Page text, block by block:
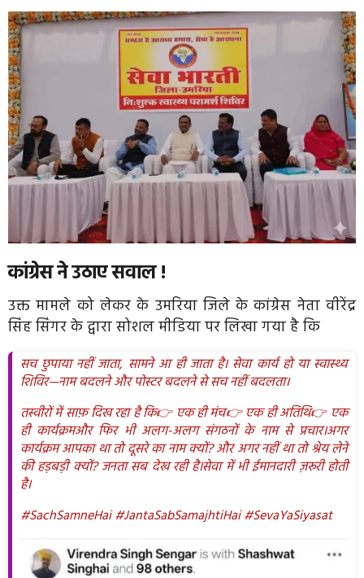
कांग्रेस ने उठाए सवाल !
उक्त मामले को लेकर के उमरिया जिले के कांग्रेस नेता वीरेंद्र
सिंह सिंगर के द्वारा सोशल मीडिया पर लिखा गया है कि
सच छुपाया नहीं जाता, सामने आ ही जाता है।सेवा कार्य हो या स्वास्थ्य
शिविर—नाम बदलने और पोस्टर बदलने से सच नहीं बदलता।
तस्वीरों में साफ़ दिख रहा है कि👉 एक ही मंच👉 एक ही अतिथि👉 एक
ही कार्यक्रमऔर फिर भी अलग-अलग संगठनों के नाम से प्रचार।अगर
कार्यक्रम आपका था तो दूसरे का नाम क्यों?और अगर नहीं था तो श्रेय लेने
की हड़बड़ी क्यों?जनता सब देख रही है।सेवा में भी ईमानदारी ज़रूरी होती
है।
#SachSamneHai#JantaSabSamajhtiHai#SevaYaSiyasat